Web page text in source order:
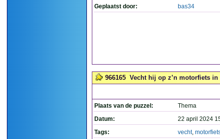
Geplaatst door: bas34
966165 Vecht hij op z’n motorfiets in
Plaats van de puzzel:
Thema
Datum:
22 april 2024
Tags:
vecht,